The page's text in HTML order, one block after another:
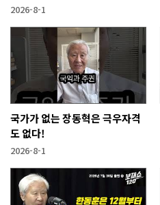
2026-8-1
국가가 없는 장동혁은 극우자격
도 없다!
2026-8-1